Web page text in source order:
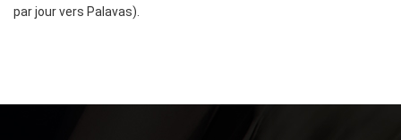
par jour vers Palavas).